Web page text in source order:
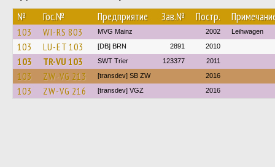
№ Гос.№ Предприятие Зав.№ Постр.
103 WI-RS 803 MVG Mainz 2002 Leihwagen
103 LU-ET 103 [DB] BRN 2891 2010
103 TR-VU 103 SWT Trier 123377 2011
103 ZW-VG 213 [transdev] SB ZW 2016
103 ZW-VG 216 [transdev] VGZ 2016